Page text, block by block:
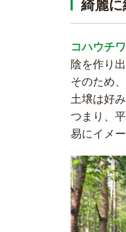
綺麗に
コハウチ
陰を作り
そのため
土壌は好み
つまり、
易にイメ